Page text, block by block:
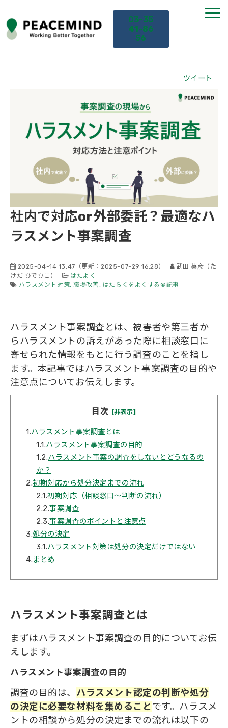
03-35
41-86
56
課題から探す
導入事例
ツイート
社内で対応or外部委託？最適なハ
ラスメント事案調査
2025-04-14 13:47 （更新：2025-07-29 16:28）
武田 英彦（た
けだ ひでひこ）
はたよく
ハラスメント対策 職場改善 はたらくをよくする®記事
ハラスメント事案調査とは、被害者や第三者か
らハラスメントの訴えがあった際に相談窓口に
寄せられた情報をもとに行う調査のことを指し
ます。本記事ではハラスメント事案調査の目的や
注意点についてお伝えします。
目次 [非表示]
1.ハラスメント事案調査とは
1.1.ハラスメント事案調査の目的
1.2.ハラスメント事案の調査をしないとどうなるの
か？
2.初期対応から処分決定までの流れ
2.1.初期対応（相談窓口～判断の流れ）
2.2.事案調査
2.3.事案調査のポイントと注意点
3.処分の決定
3.1.ハラスメント対策は処分の決定だけではない
4.まとめ
ハラスメント事案調査とは
まずはハラスメント事案調査の目的についてお伝
えします。
ハラスメント事案調査の目的
調査の目的は、 ハラスメント認定の判断や処分
の決定に必要な材料を集めること です。ハラスメ
ントの相談から処分の決定までの流れは以下の